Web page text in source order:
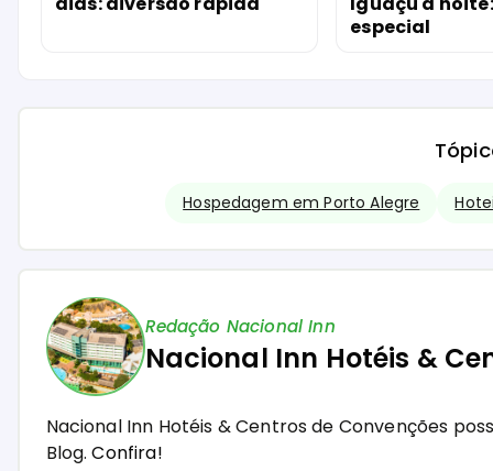
especial
Hospedagem em Porto Alegre
Redação Nacional Inn
Nacional Inn Hotéis &
Nacional Inn Hotéis & Centros de Convenções
Blog.Confira!